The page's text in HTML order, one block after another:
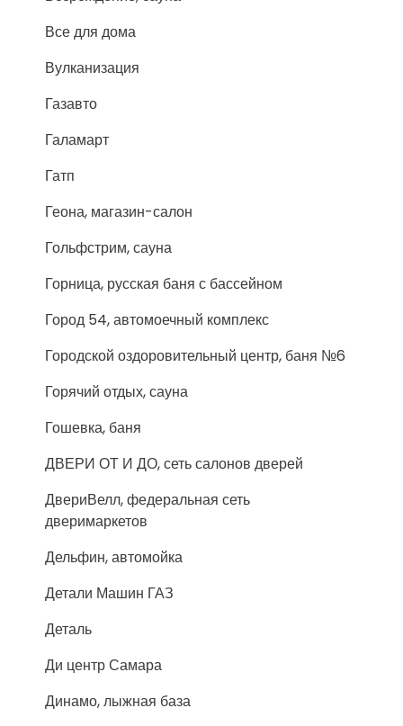
Все для дома
Вулканизация
Газавто
Галамарт
Гатп
Геона, магазин-салон
Гольфстрим, сауна
Горница, русская баня с бассейном
Город 54, автомоечный комплекс
Городской оздоровительный центр, баня №6
Горячий отдых, сауна
Гошевка, баня
ДВЕРИ ОТ И ДО, сеть салонов дверей
ДвериВелл, федеральная сеть
дверимаркетов
Дельфин, автомойка
Детали Машин ГАЗ
Деталь
Ди центр Самара
Динамо, лыжная база